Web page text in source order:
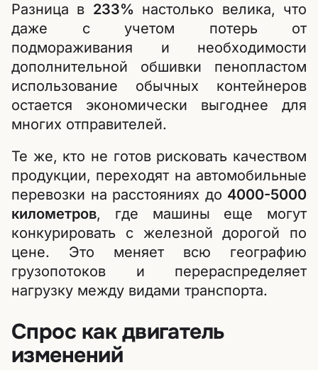
Разница в 233% настолько велика, что
даже с учетом потерь от
подмораживания и необходимости
дополнительной обшивки пенопластом
использование обычных контейнеров
остается экономически выгоднее для
многих отправителей.
Те же, кто не готов рисковать качеством
продукции, переходят на автомобильные
перевозки на расстояниях до 4000-5000
километров, где машины еще могут
конкурировать с железной дорогой по
цене. Это меняет всю географию
грузопотоков и перераспределяет
нагрузку между видами транспорта.
Спрос как двигатель
изменений